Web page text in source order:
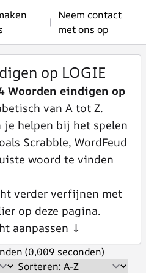
|
Neem contact
met ons op
op LOGIE
Woorden eindigen op
van A tot Z.
je helpen bij het spelen
Scrabble, WordFeud
woord te vinden
verder verfijnen met
op deze pagina.
aanpassen ↓
(0,009 seconden)